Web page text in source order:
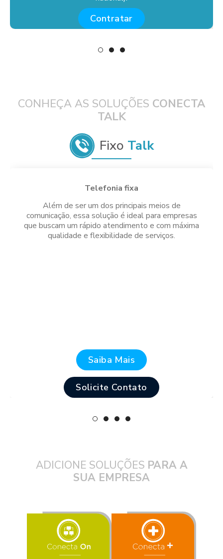
Contratar
CONHEÇA AS SOLUÇÕES CONECTA
TALK
Fixo Talk
Telefonia fixa
Além de ser um dos principais meios de
comunicação, essa solução é ideal para empresas
que buscam um rápido atendimento e com máxima
qualidade e flexibilidade de serviços.
Saiba Mais
Solicite Contato
ADICIONE SOLUÇÕES PARA A
SUA EMPRESA